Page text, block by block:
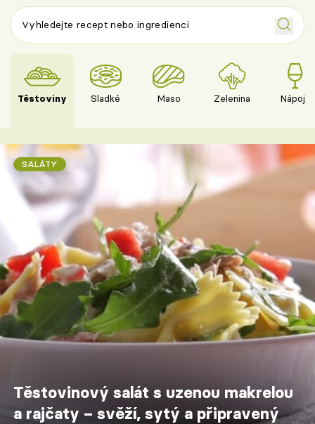
Těstoviny Sladké Maso Zelenina Nápoje
SALÁTY
Těstovinový salát s uzenou makrelou
a rajčaty – svěží, sytý a připravený